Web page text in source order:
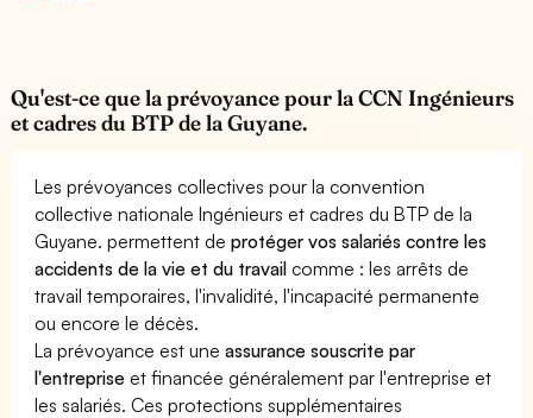
Qu'est-ce que la prévoyance pour la CCN Ingénieurs
et cadres du BTP de la Guyane.
Les prévoyances collectives pour la convention
collective nationale Ingénieurs et cadres du BTP de la
Guyane. permettent deprotéger vos salariés contre les
accidents de la vie et du travail comme : les arrêts de
travail temporaires, l'invalidité, l'incapacité permanente
ou encore le décès.
La prévoyance est uneassurance souscrite par
l'entreprise et financée généralement par l'entreprise et
les salariés. Ces protections supplémentaires